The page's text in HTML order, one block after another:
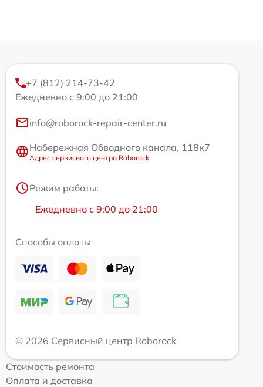
+7 (812) 214-73-42
Ежедневно с 9:00 до 21:00
info@roborock-repair-center.ru
Набережная Обводного канала, 118к7
Адрес сервисного центра Roborock
Режим работы:
Ежедневно с 9:00 до 21:00
Способы оплаты
© 2026 Сервисный центр Roborock
Стоимость ремонта
Оплата и доставка